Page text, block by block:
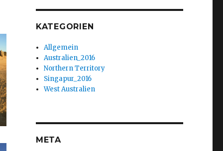
KATEGORIEN
Allgemein
Australien_2016
Northern Territory
Singapur_2016
West Australien
META